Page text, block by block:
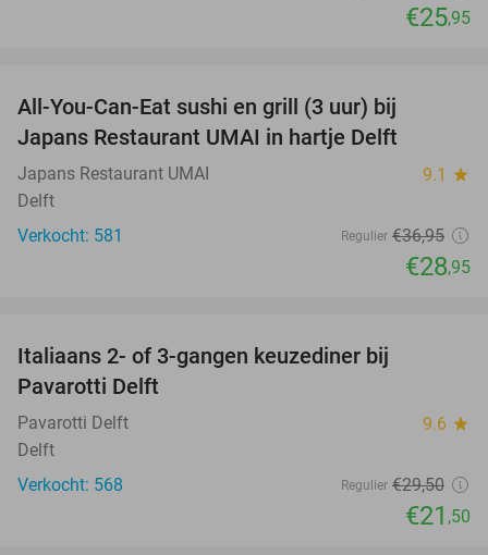
€25,95
All-You-Can-Eat sushi en grill (3 uur) bij
Japans Restaurant UMAI in hartje Delft
Japans Restaurant UMAI 9.1 star
Delft
Verkocht: 581
Regulier €36,95
€28,95
Italiaans 2- of 3-gangen keuzediner bij
Pavarotti Delft
Pavarotti Delft 9.6 star
Delft
Verkocht: 568
Regulier €29,50
€21 ,50